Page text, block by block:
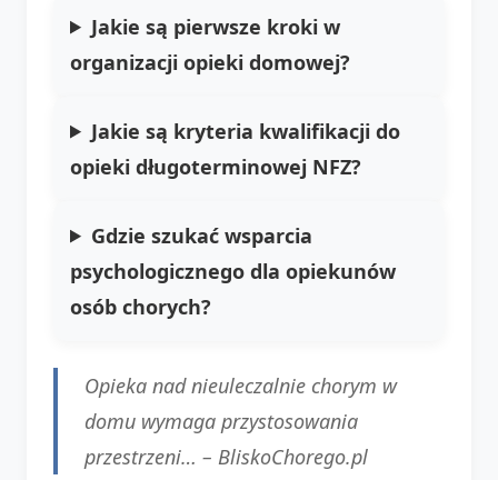
Jakie są pierwsze kroki w
organizacji opieki domowej?
Jakie są kryteria kwalifikacji do
opieki długoterminowej NFZ?
Gdzie szukać wsparcia
psychologicznego dla opiekunów
osób chorych?
Opieka nad nieuleczalnie chorym w
domu wymaga przystosowania
przestrzeni… – BliskoChorego.pl